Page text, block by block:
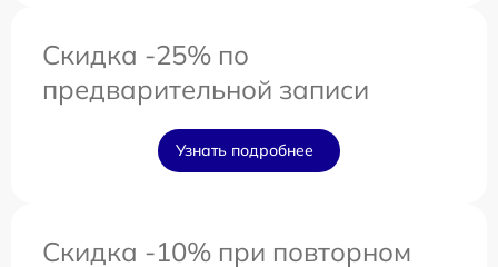
Скидка -25% по
предварительной записи
Узнать подробнее
Скидка -10% при повторном